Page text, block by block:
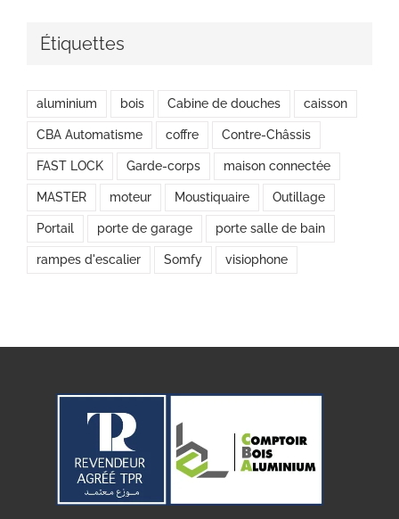
Étiquettes
aluminium bois Cabine de douches caisson
CBA Automatisme coffre Contre-Châssis
FAST LOCK Garde-corps maison connectée
MASTER moteur Moustiquaire Outillage
Portail porte de garage porte salle de bain
rampes d'escalier Somfy visiophone